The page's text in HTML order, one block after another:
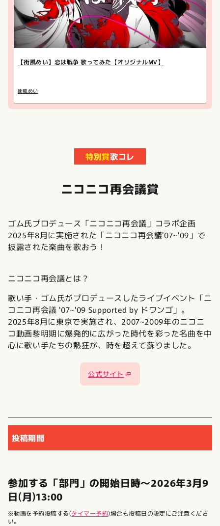
【街風めい】恋は戦争 歌ってみた【オリジナルMV】
街風めい
ニコニコ再会議賞
特別賞歌コレ
ゴム氏プロデュース「ニコニコ再会議」コラボ企画
2025年8月に実施された「ニコニコ再会議'07~'09」で
披露された楽曲を歌おう！
ニコニコ再会議とは？
歌い手・ゴム氏がプロデュースしたライブイベント「ニ
コニコ再会議 '07~'09 Supported by ドワンゴ」。
2025年8月に東京で実施され、2007~2009年のニコニ
コ動画黎明期に爆発的に広がった時代を彩った名曲を中
心に歌い手たちの熱狂が、時を超えて蘇りました。
公式サイト
投稿期間
参加する「部門」の開始日時〜2026年3月9
日(月)13:00
※動画を予約投稿する(タイマー予約)場合も投稿日の設定にご注意くださ
い。